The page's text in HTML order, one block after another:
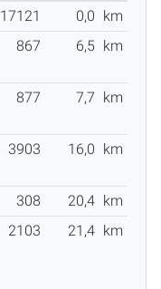
17121 0,0 km
867 6,5 km
877 7,7 km
3903 16,0 km
308 20,4 km
2103 21,4 km